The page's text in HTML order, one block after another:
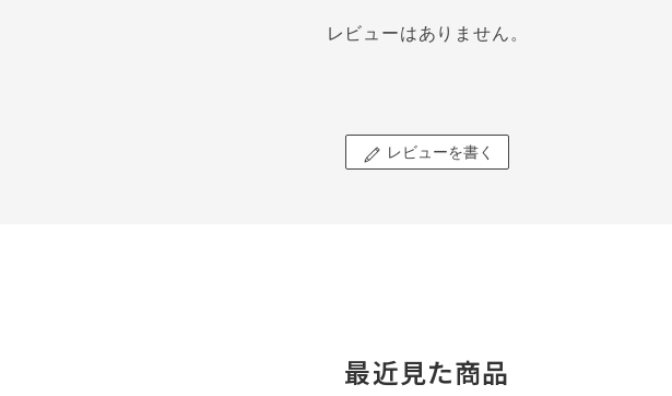
レビューはありません。
レビューを書く
最近見た商品